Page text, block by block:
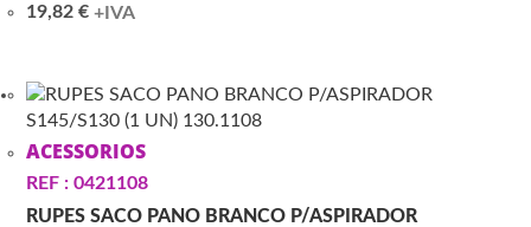
19,82€ +IVA
ACESSORIOS
REF : 0421108
RUPES SACO PANO BRANCO P/ASPIRADOR